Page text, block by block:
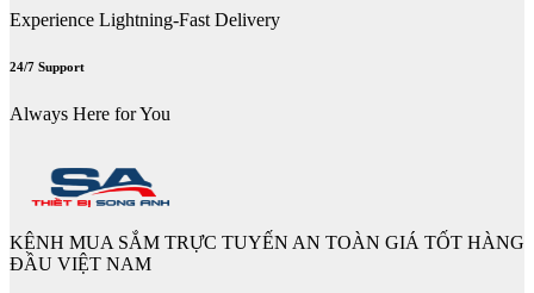
Experience Lightning-Fast Delivery
24/7 Support
Always Here for You
KÊNH MUA SẮM TRỰC TUYẾN AN TOÀN GIÁ TỐT HÀNG
ĐẦU VIỆT NAM